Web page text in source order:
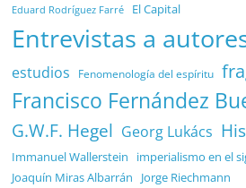
Eduard Rodríguez Farré El Capital
Entrevistas a
estudios Fenomenología del espíritu
Francisco Fernández
G.W.F. Hegel Georg Lukács
Immanuel Wallerstein imperialismo en el
Joaquín Miras Albarrán Jorge Riechmann